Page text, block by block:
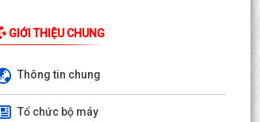
GIỚI THIỆU CHUNG
Thông tin chung
Tổ chức bộ máy